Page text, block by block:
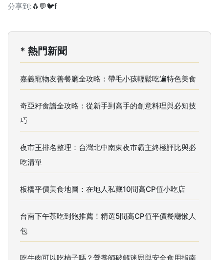
分享到:🐧💬🐦f
* 熱門新聞
嘉義寵物友善餐廳全攻略：帶毛小孩輕鬆吃遍特色美食
奇亞籽食譜全攻略：從新手到高手的創意料理與必知技
巧
夜市王排名整理：台灣北中南東夜市霸主終極評比與必
吃清單
板橋平價美食地圖：在地人私藏10間高CP值小吃店
台南下午茶吃到飽推薦！精選5間高CP值平價餐廳懶人
包
吃牛肉可以吃柿子嗎？營養師破解迷思與安全食用指南